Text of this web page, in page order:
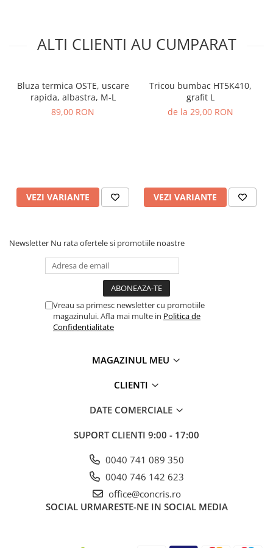
ALTI CLIENTI AU CUMPARAT
Bluza termica OSTE, uscare
rapida, albastra, M-L
89,00 RON
VEZI VARIANTE
Tricou bumbac HT5K410,
grafit L
de la 29,00 RON
VEZI VARIANTE
Newsletter Nu rata ofertele si promotiile noastre
Vreau sa primesc newsletter cu promotiile
magazinului. Afla mai multe in Politica de
Confidentialitate
MAGAZINUL MEU
CLIENTI
DATE COMERCIALE
SUPORT CLIENTI 9:00 - 17:00
0040 741 089 350
0040 746 142 623
office@concris.ro
SOCIAL URMARESTE-NE IN SOCIAL MEDIA